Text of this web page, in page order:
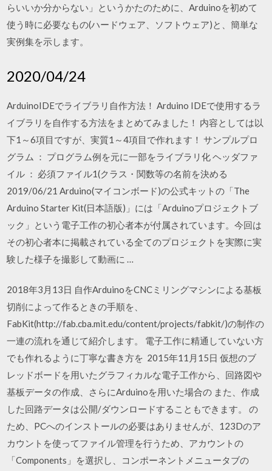
らいいか分からない」というかたのために、Arduinoを初めて
使う時に必要なもの(ハードウェア、ソフトウェア)と、簡単な
実例集を示します。
2020/04/24
ArduinoIDEでライブラリ自作方法！ Arduino IDEで使用するラ
イブラリを自作する方法をまとめてみました！ 内容としては以
下1～6項目ですが、実質1～4項目で作れます！ サンプルプロ
グラム ： プログラム例を元に一部をライブラリ化 ヘッダファ
イル ： 必須ファイル1(クラス・関数等の名前を決める
2019/06/21 Arduino(マイコンボード)の公式キットの「The
Arduino Starter Kit(日本語版)」には「Arduinoプロジェクトブ
ック」という電子工作の初心者本が付属されています。今回は
その初心者本に掲載されている全てのプロジェクトを実際に実
験した様子を撮影して動画に …
2018年3月13日 自作ArduinoをCNCミリングマシンによる基板
切削によって作るときの手順を、
FabKit(http://fab.cba.mit.edu/content/projects/fabkit/)の制作の
一連の流れを通じて紹介します。 電子工作に精通していない方
でも作れるように丁寧な書き方を 2015年11月15日 仮想のブ
レッドボードを用いたグラフィカルな電子工作から、回路図や
基板データの作成、さらにArduinoを用いた場合の また、作成
した回路データは公開/ダウンロードすることもできます。 の
ため、PCへのインストールの必要はありませんが、123Dのア
カウントを使ってファイル管理を行うため、アカウントの
「Components」を選択し、コンポーネントメニュータブの